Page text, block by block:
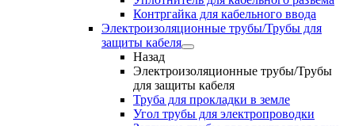
Контргайка для кабельного ввода
Электроизоляционные трубы/Трубы для
защиты кабеля
Назад
Электроизоляционные трубы/Трубы
для защиты кабеля
Труба для прокладки в земле
Угол трубы для электропроводки